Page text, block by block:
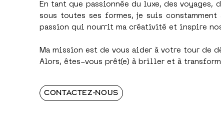
En tant que passionnée du luxe, des
sous toutes ses formes, je suis
passion qui nourrit ma créativité et inspire
Ma mission est de vous aider à votre tour de
Alors, êtes-vous prêt(e) à briller et à
CONTACTEZ-NOUS